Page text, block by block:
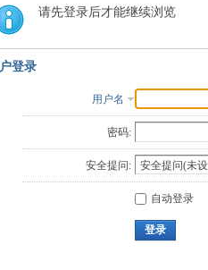
请先登录后才能继续浏览
登录
用户名
密码:
安全提问:
自动登录
登录